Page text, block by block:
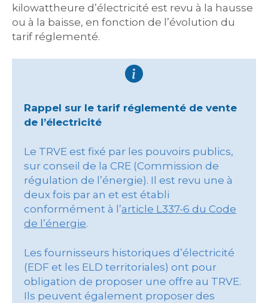
kilowattheure d’électricité est revu à la hausse
ou à la baisse, en fonction de l’évolution du
tarif réglementé.
Rappel sur le tarif réglementé de vente
de l’électricité
Le TRVE est fixé par les pouvoirs publics,
sur conseil de la CRE (Commission de
régulation de l’énergie). Il est revu une à
deux fois par an et est établi
conformément à l’article L337-6 du Code
de l’énergie.
Les fournisseurs historiques d’électricité
(EDF et les ELD territoriales) ont pour
obligation de proposer une offre au TRVE.
Ils peuvent également proposer des